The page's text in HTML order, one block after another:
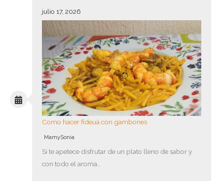
julio 17, 2026
Como hacer fideuá con gambones
MamySonia
Si te apetece disfrutar de un plato lleno de sabor y
con todo el aroma…